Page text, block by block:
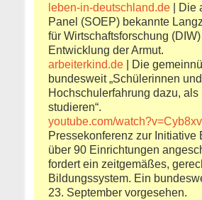
leben-in-deutschland.de | Die
Panel (SOEP) bekannte
für Wirtschaftsforschung
Entwicklung der Armut.
arbeiterkind.de | Die
bundesweit „Schülerinnen
Hochschulerfahrung dazu,
studieren“.
youtube.com/
Pressekonferenz zur
über 90 Einrichtungen
fordert ein zeitgemäßes,
Bildungssystem. Ein
23. September vorgesehen.